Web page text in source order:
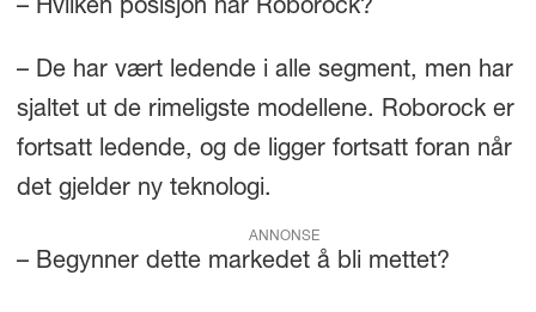
– Hvilken posisjon har Roborock?
– De har vært ledende i alle segment, men har
sjaltet ut de rimeligste modellene. Roborock er
fortsatt ledende, og de ligger fortsatt foran når
det gjelder ny teknologi.
ANNONSE
– Begynner dette markedet å bli mettet?